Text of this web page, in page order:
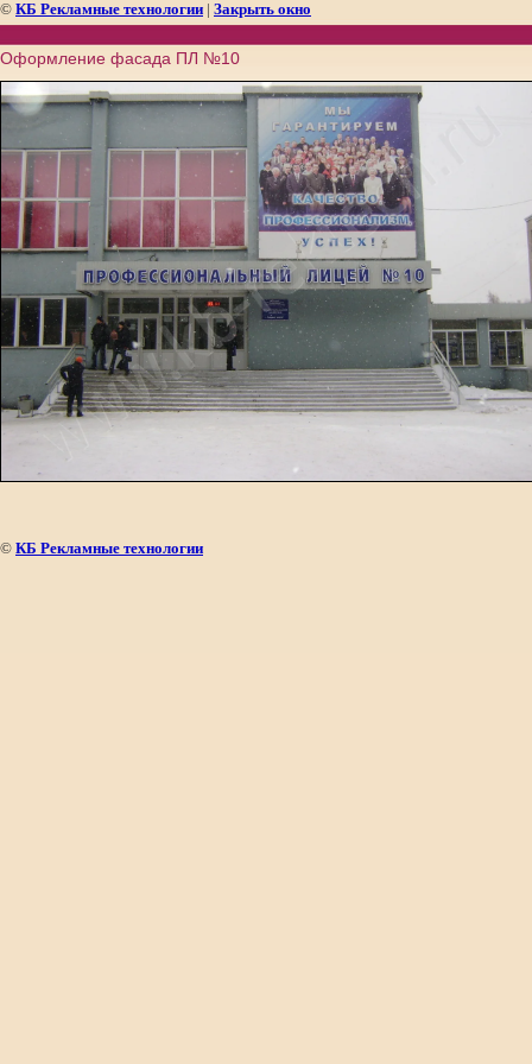
© КБ Рекламные технологии | Закрыть окно
Оформление фасада ПЛ №10
© КБ Рекламные технологии